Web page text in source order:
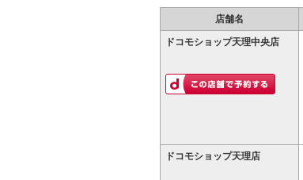
店舗名
ドコモショップ天理中央店
ドコモショップ天理店